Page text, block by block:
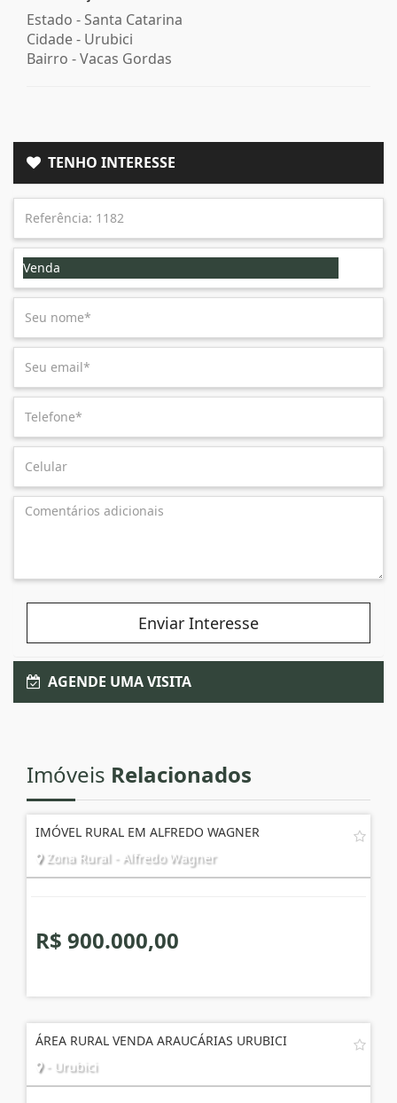
Estado - Santa Catarina
Cidade - Urubici
Bairro -Vacas Gordas
TENHO INTERESSE
Venda
Enviar Interesse
AGENDE UMA VISITA
Imóveis Relacionados
IMÓVEL RURAL EM ALFREDO WAGNER
Zona Rural - Alfredo Wagner
R$ 900.000,00
ÁREA RURAL VENDA ARAUCÁRIAS URUBICI
- Urubici